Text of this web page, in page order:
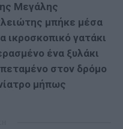
Μεγάλης
μπήκε μέσα
ικροσκοπικό γατάκι
ένα ξυλάκι
στον δρόμο
μήπως